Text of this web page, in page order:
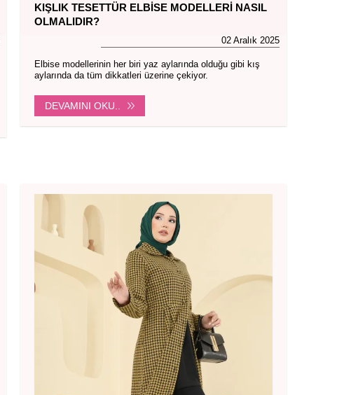
KIŞLIK TESETTÜR ELBISE MODELLERI NASIL
OLMALIDIR?
02 Aralık 2025
Elbise modellerinin her biri yaz aylarında olduğu gibi kış
aylarında da tüm dikkatleri üzerine çekiyor.
DEVAMINI OKU..